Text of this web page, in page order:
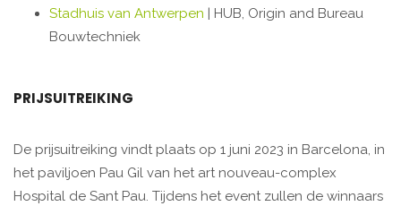
Stadhuis van Antwerpen | HUB, Origin and Bureau
Bouwtechniek
PRIJSUITREIKING
De prijsuitreiking vindt plaats op 1 juni 2023 in Barcelona, in
het paviljoen Pau Gil van het art nouveau-complex
Hospital de Sant Pau. Tijdens het event zullen de winnaars